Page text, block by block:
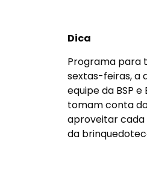
Dica
Programa para
sextas-feiras, a
equipe da BSP e
tomam conta
aproveitar cada
da